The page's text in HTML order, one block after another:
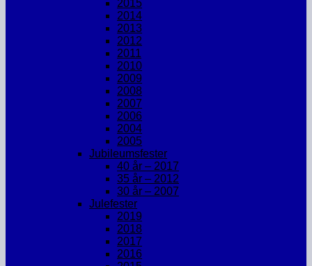
2015
2014
2013
2012
2011
2010
2009
2008
2007
2006
2004
2005
Jubileumsfester
40 år – 2017
35 år – 2012
30 år – 2007
Julefester
2019
2018
2017
2016